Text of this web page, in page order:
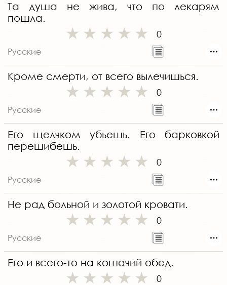
Та душа не жива, что по лекарям
пошла.
0
Русские
Кроме смерти, от всего вылечишься.
0
Русские
Его щелчком убьешь. Его барковкой
перешибешь.
0
Русские
Не рад больной и золотой кровати.
0
Русские
Его и всего-то на кошачий обед.
0